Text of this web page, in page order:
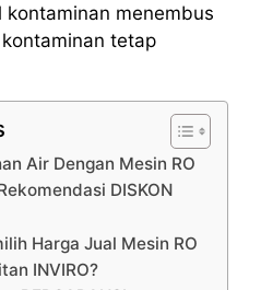
menembus
tetap
Air Dengan Mesin RO
DISKON
Harga Jual Mesin RO
INVIRO?